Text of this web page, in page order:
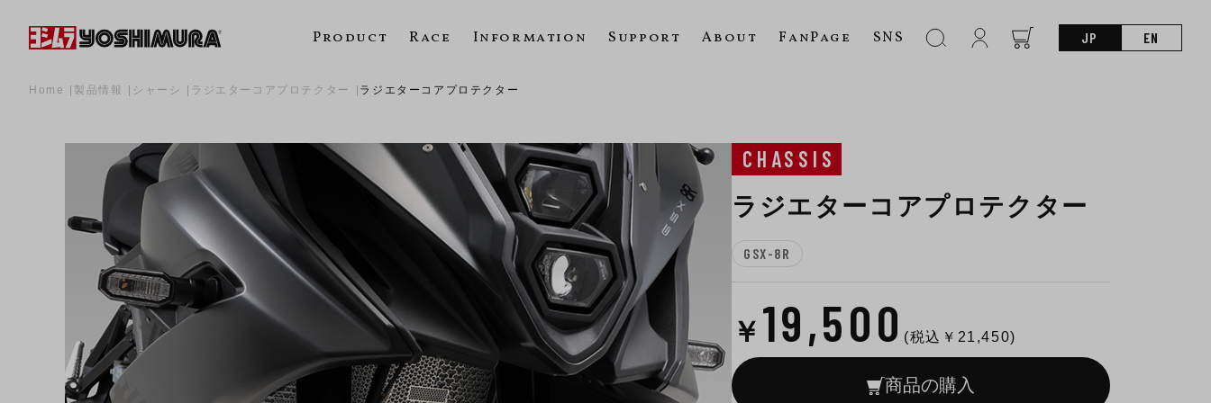
Product Race Information Support About FanPage SNS JP EN
Home 製品情報 シャーシ ラジエターコアプロテクター ラジエターコアプロテクター
CHASSIS
ラジエターコアプロテクター
GSX-8R
￥ 19,500 (税込￥ 21,450)
商品の購入